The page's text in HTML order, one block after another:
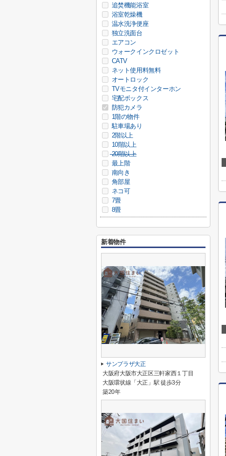
追焚機能浴室
浴室乾燥機
温水洗浄便座
独立洗面台
エアコン
ウォークインクロゼット
CATV
ネット使用料無料
オートロック
TVモニタ付インターホン
宅配ボックス
防犯カメラ
1階の物件
駐車場あり
2階以上
10階以上
20階以上
最上階
南向き
角部屋
ネコ可
7畳
8畳
新着物件
サンプラザ大正
大阪府大阪市大正区三軒家西１丁目
大阪環状線「大正」駅 徒歩3分
築20年